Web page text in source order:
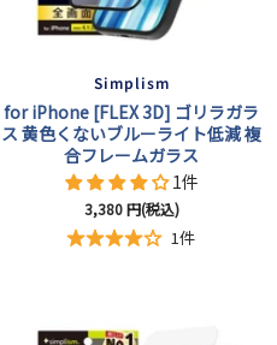
Simplism
for iPhone [FLEX 3D] ゴリラガラ
ス 黄色くないブルーライト低減 複
合フレームガラス
1件
セ
ー
3,380円(税込)
1件